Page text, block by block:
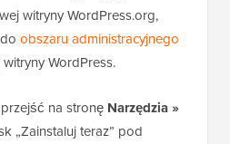
witryny WordPress.org,
obszaru administracyjnego
WordPress.
na stronę Narzędzia »
„Zainstaluj teraz” pod